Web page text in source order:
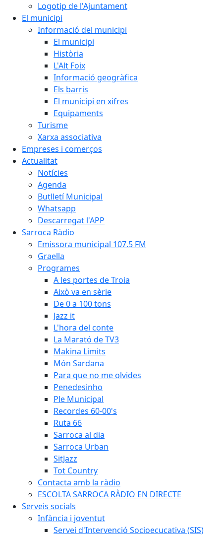
Logotip de l'Ajuntament
El municipi
Informació del municipi
El municipi
Història
L'Alt Foix
Informació geogràfica
Els barris
El municipi en xifres
Equipaments
Turisme
Xarxa associativa
Empreses i comerços
Actualitat
Notícies
Agenda
Butlletí Municipal
Whatsapp
Descarregat l'APP
Sarroca Ràdio
Emissora municipal 107.5 FM
Graella
Programes
A les portes de Troia
Això va en sèrie
De 0 a 100 tons
Jazz it
L'hora del conte
La Marató de TV3
Makina Limits
Món Sardana
Para que no me olvides
Penedesinho
Ple Municipal
Recordes 60-00's
Ruta 66
Sarroca al dia
Sarroca Urban
SitJazz
Tot Country
Contacta amb la ràdio
ESCOLTA SARROCA RÀDIO EN DIRECTE
Serveis socials
Infància i joventut
Servei d'Intervenció Socioecucativa (SIS)